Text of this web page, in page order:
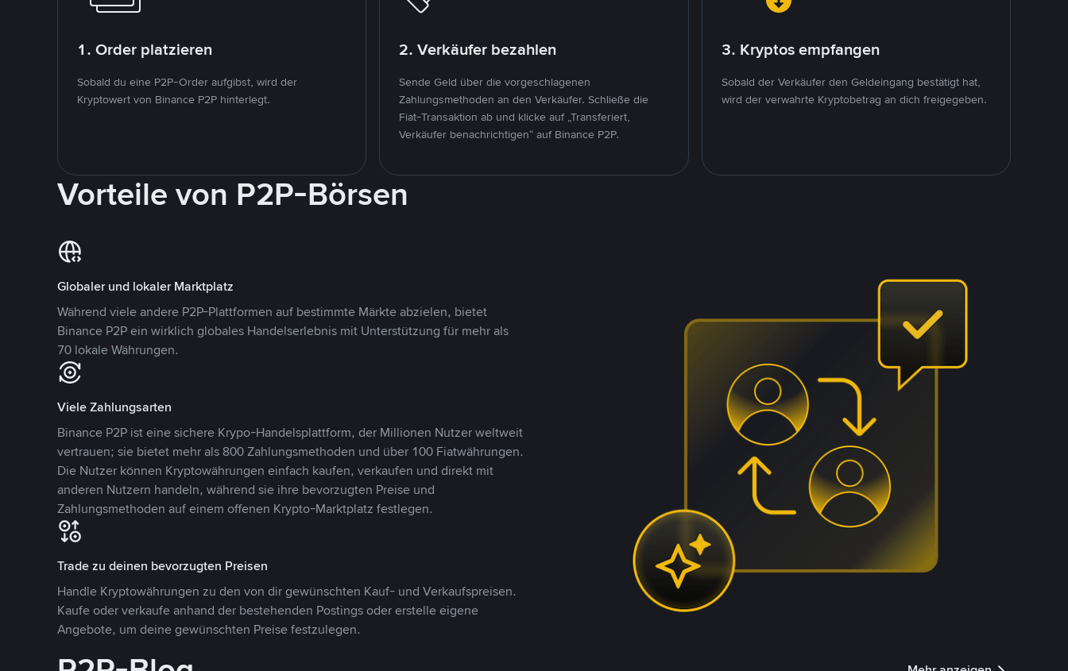
1. Order platzieren
Sobald du eine P2P-Order aufgibst, wird der
Kryptowert von Binance P2P hinterlegt.
2. Verkäufer bezahlen
Sende Geld über die vorgeschlagenen
Zahlungsmethoden an den Verkäufer. Schließe die
Fiat-Transaktion ab und klicke auf „Transferiert,
Verkäufer benachrichtigen“ auf Binance P2P.
3. Kryptos empfangen
Sobald der Verkäufer den Geldeingang bestätigt hat,
wird der verwahrte Kryptobetrag an dich freigegeben.
Vorteile von P2P-Börsen
Globaler und lokaler Marktplatz
Während viele andere P2P-Plattformen auf bestimmte Märkte abzielen, bietet
Binance P2P ein wirklich globales Handelserlebnis mit Unterstützung für mehr als
70 lokale Währungen.
Viele Zahlungsarten
Binance P2P ist eine sichere Krypo-Handelsplattform, der Millionen Nutzer weltweit
vertrauen; sie bietet mehr als 800 Zahlungsmethoden und über 100 Fiatwährungen.
Die Nutzer können Kryptowährungen einfach kaufen, verkaufen und direkt mit
anderen Nutzern handeln, während sie ihre bevorzugten Preise und
Zahlungsmethoden auf einem offenen Krypto-Marktplatz festlegen.
Trade zu deinen bevorzugten Preisen
Handle Kryptowährungen zu den von dir gewünschten Kauf- und Verkaufspreisen.
Kaufe oder verkaufe anhand der bestehenden Postings oder erstelle eigene
Angebote, um deine gewünschten Preise festzulegen.